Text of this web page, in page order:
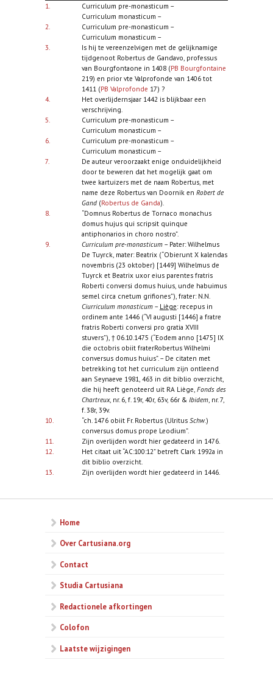
1.
Curriculum pre-monasticum –
Curriculum monasticum –
2.
Curriculum pre-monasticum –
Curriculum monasticum –
3.
Is hij te vereenzelvigen met de gelijknamige
tijdgenoot Robertus de Gandavo, professus
van Bourgfontaone in 1408 (PB Bourgfontaine
219) en prior vte Valprofonde van 1406 tot
1411 (PB Valprofonde 17) ?
4.
Het overlijdernsjaar 1442 is blijkbaar een
verschrijving.
5.
Curriculum pre-monasticum –
Curriculum monasticum –
6.
Curriculum pre-monasticum –
Curriculum monasticum –
7.
De auteur veroorzaakt enige onduidelijkheid
door te beweren dat het mogelijk gaat om
twee kartuizers met de naam Robertus, met
name deze Robertus van Doornik en Robert de
Gand(Robertus de Ganda).
8.
“Domnus Robertus de Tornaco monachus
domus hujus qui scripsit quinque
antiphonarios in choro nostro”.
9.
Curriculum pre-monasticum– Pater: Wilhelmus
De Tuyrck, mater: Beatrix (“Obierunt X kalendas
novembris (23 oktober) [1449] Wilhelmus de
Tuyrck et Beatrix uxor eius parentes fratris
Roberti conversi domus huius, unde habuimus
semel circa cnetum grifiones”), frater: N.N.
Ciurriculum monasticum– Liège: recepus in
ordinem ante 1446 (“VI augusti [1446] a fratre
fratris Roberti conversi pro gratia XVIII
stuvers”), † 06.10.1475 (“Eodem anno [1475] IX
die octobris obiit fraterRobertus Wilhelmi
conversus domus huius”. – De citaten met
betrekking tot het curriculum zijn ontleend
aan Seynaeve 1981, 463 in dit biblio overzicht,
die hij heeft genoteerd uit RA Liège, Fonds des
Chartreux, nr. 6, f. 19r, 40r, 63v, 66r & Ibidem, nr. 7,
f. 38r, 39v.
10.
“ch. 1476 obiit Fr. Robertus (Ulritus Schw.)
conversus domus prope Leodium”.
11.
Zijn overlijden wordt hier gedateerd in 1476.
12.
Het citaat uit “AC:100:12” betreft Clark 1992a in
dit biblio overzicht.
13.
Zijn overlijden wordt hier gedateerd in 1446.
Home
Over Cartusiana.org
Contact
Studia Cartusiana
Redactionele afkortingen
Colofon
Laatste wijzigingen